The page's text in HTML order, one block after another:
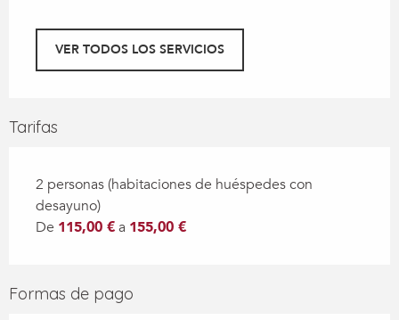
VER TODOS LOS SERVICIOS
Tarifas
2 personas (habitaciones de huéspedes con
desayuno)
De 115,00 €a 155,00 €
Formas de pago